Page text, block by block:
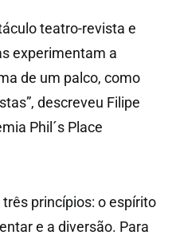
teatro-revista e
experimentam a
de um palco, como
descreveu Filipe
Phil´s Place
princípios: o espírito
e a diversão. Para